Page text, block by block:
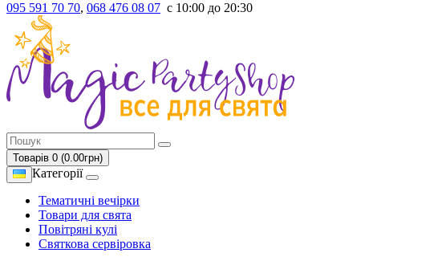
095 591 70 70, 068 476 08 07 с 10:00 до 20:30
Товарів 0 (0.00грн)
Категорії
Тематичні вечірки
Товари для свята
Повітряні кулі
Святкова сервіровка